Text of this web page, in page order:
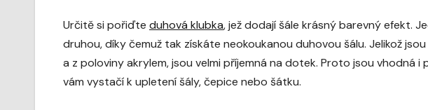
Určitě si pořiďte duhová klubka, jež dodají šále krásný barevný efekt.
druhou, díky čemuž tak získáte neokoukanou duhovou šálu. Jelikož
a z poloviny akrylem, jsou velmi příjemná na dotek. Proto jsou vhodná
vám vystačí k upletení šály, čepice nebo šátku.